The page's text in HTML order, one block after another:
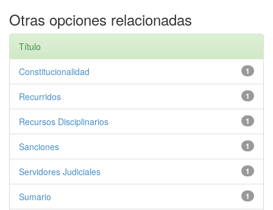
Otras opciones relacionadas
Título
1
Constitucionalidad
1
Recurridos
1
Recursos Disciplinarios
1
Sanciones
1
Servidores Judiciales
1
Sumario